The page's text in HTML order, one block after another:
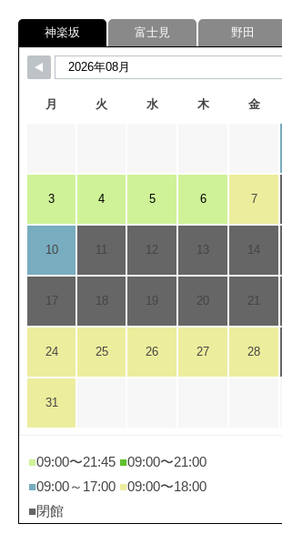
神楽坂 富士見 野田
月 火 水 木 金
3 4 5 6 7
10 11 12 13 14
17 18 19 20 21
24 25 26 27 28
31
■09:00〜21:45 ■09:00〜21:00
■09:00～17:00 ■09:00〜18:00
■閉館